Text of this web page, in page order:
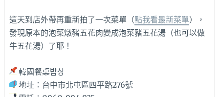
這天到店外帶再重新拍了一次菜單（點我看最新菜單），
發現原本的泡菜燉豬五花肉變成泡菜豬五花湯（也可以做
牛五花湯）了耶！
韓國餐桌밥상
地址：台中市北屯區四平路276號